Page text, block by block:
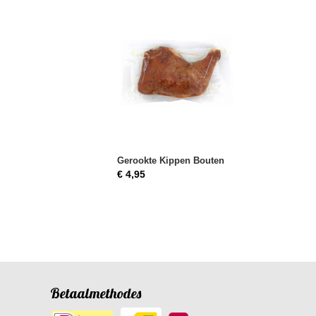
Gerookte Kippen Bouten
€ 4,95
Betaalmethodes